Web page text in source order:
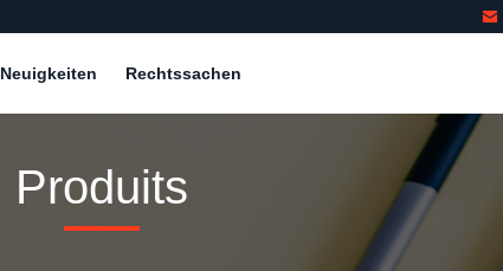
Neuigkeiten Rechtssachen
Produits